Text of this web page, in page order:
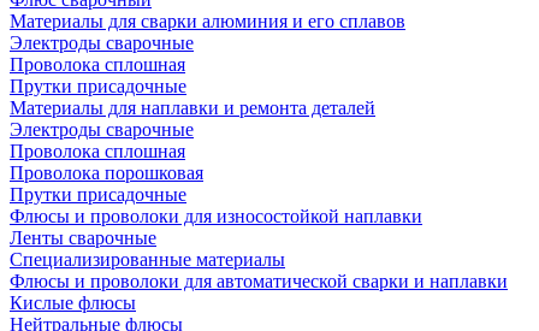
Материалы для сварки алюминия и его сплавов
Электроды сварочные
Проволока сплошная
Прутки присадочные
Материалы для наплавки и ремонта деталей
Электроды сварочные
Проволока сплошная
Проволока порошковая
Прутки присадочные
Флюсы и проволоки для износостойкой наплавки
Ленты сварочные
Специализированные материалы
Флюсы и проволоки для автоматической сварки и наплавки
Кислые флюсы
Нейтральные флюсы